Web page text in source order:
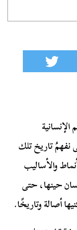
نفهمُ تاريخ تلك
والأساليب
حينها، حتى
أصالة وتاريخًا.